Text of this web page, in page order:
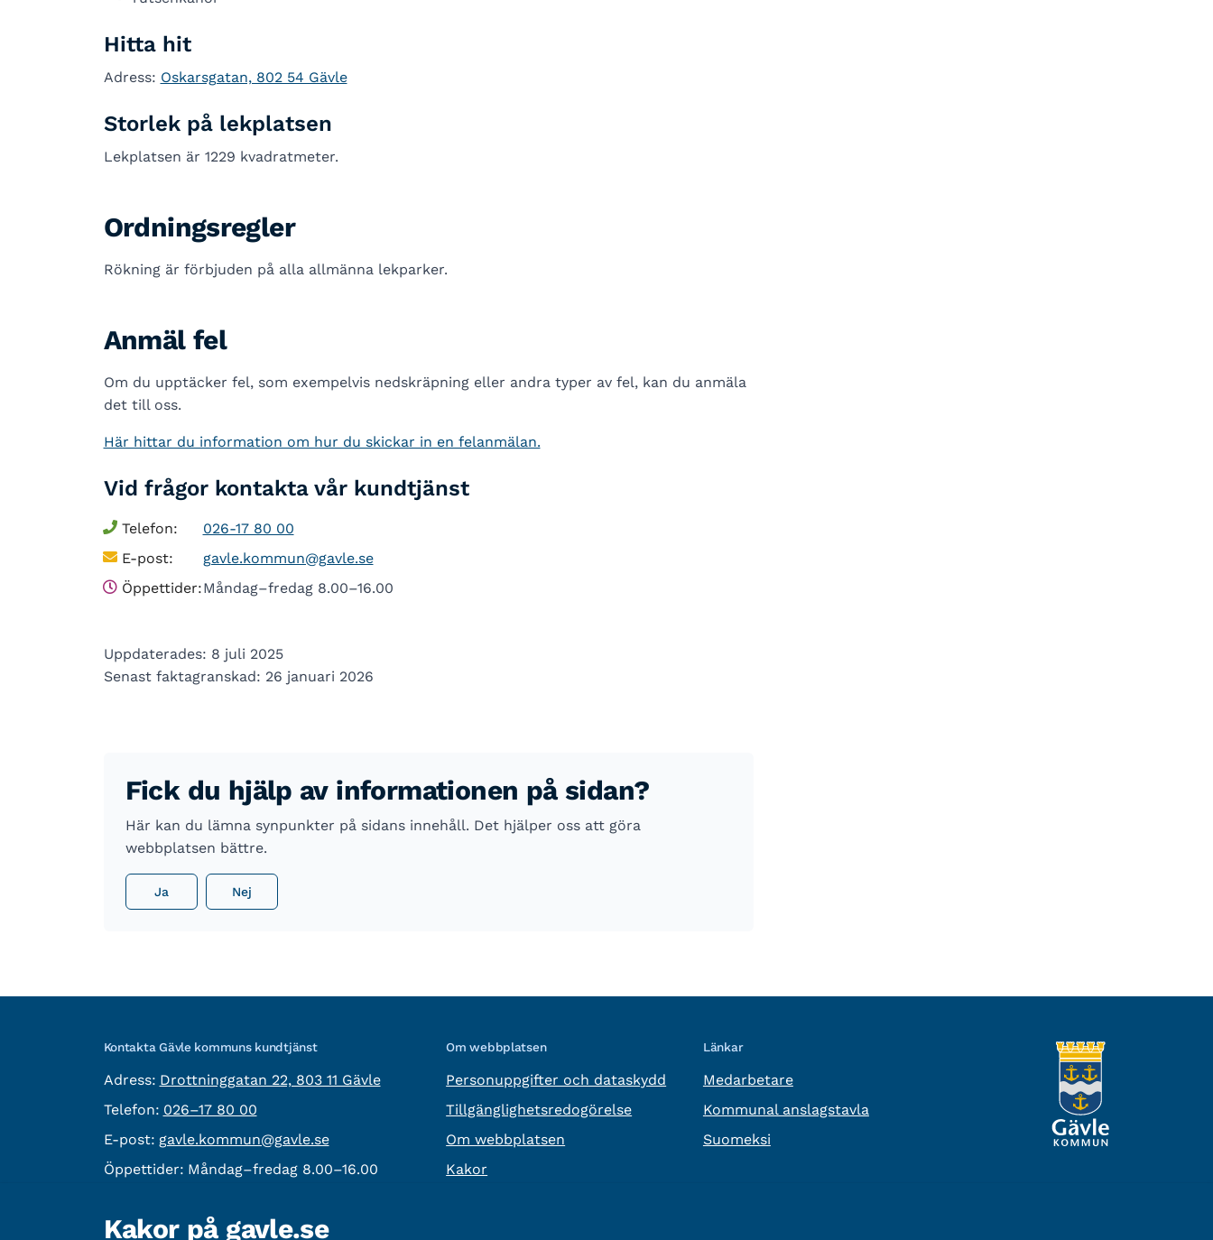
Hitta hit
Adress: Oskarsgatan, 802 54 Gävle
Storlek på lekplatsen
Lekplatsen är 1229 kvadratmeter.
Ordningsregler
Rökning är förbjuden på alla allmänna lekparker.
Anmäl fel
Om du upptäcker fel, som exempelvis nedskräpning eller andra typer av fel, kan du anmäla
det till oss.
Här hittar du information om hur du skickar in en felanmälan.
Vid frågor kontakta vår kundtjänst
Telefon:
026-17 80 00
E-post:
gavle.kommun@gavle.se
Öppettider:Måndag–fredag 8.00–16.00
Uppdaterades: 8 juli 2025
Senast faktagranskad: 26 januari 2026
Fick du hjälp av informationen på sidan?
Här kan du lämna synpunkter på sidans innehåll. Det hjälper oss att göra
webbplatsen bättre.
Ja Nej
Kontakta Gävle kommuns kundtjänst
Adress: besöksadress:
Drottninggatan 22, 803 11 Gävle
Telefon: Telefon:
026–17 80 00
E-post: E-post:
gavle.kommun@gavle.se
Öppettider: Måndag–fredag 8.00–16.00
Om webbplatsen
Personuppgifter och dataskydd
Tillgänglighetsredogörelse
Om webbplatsen
Kakor
Länkar
Medarbetare
Kommunal anslagstavla
Suomeksi
Kakor på gavle.se